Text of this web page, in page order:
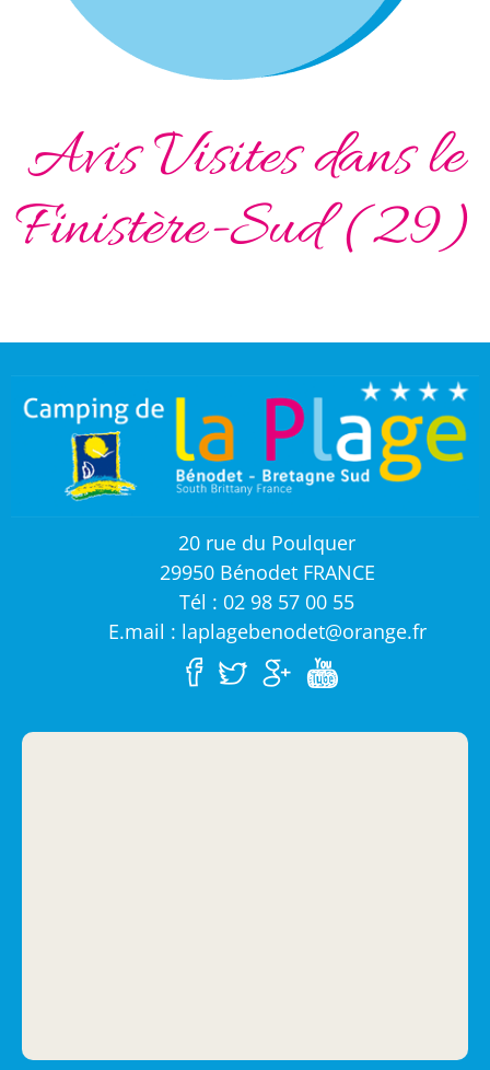
Avis Visites dans le
Finistère-Sud (29)
20 rue du Poulquer
29950 Bénodet FRANCE
Tél : 02 98 57 00 55
E.mail : laplagebenodet@orange.fr